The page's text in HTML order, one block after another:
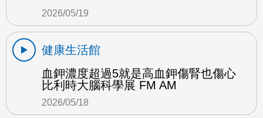
2026/05/19
健康生活館
血鉀濃度超過5就是高血鉀傷腎也傷心
比利時大腦科學展 FM AM
2026/05/18